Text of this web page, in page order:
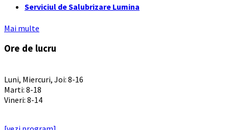
Serviciul de Salubrizare Lumina
Mai multe
Ore de lucru
Luni, Miercuri, Joi: 8-16
Marti: 8-18
Vineri: 8-14